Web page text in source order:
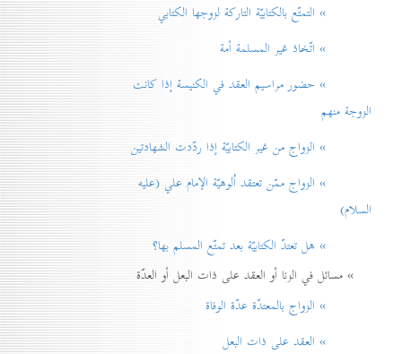
» التمتّع بالكتابيّة التاركة لزوجها الكتابي
» اتّخاذ غير المسلمة أمة
» حضور مراسيم العقد في الكنيسة إذا كانت
الزوجة منهم
» الزواج من غير الكتابيّة إذا ردّدت الشهادتين
» الزواج ممّن تعتقد اُلوهيّة الإمام علي (عليه
السلام)
» هل تعتدّ الكتابيّة بعد تمتّع المسلم بها؟
» مسائل في الزنا أو العقد على ذات البعل أو العدّة
» الزواج بالمعتدّة عدّة الوفاة
» العقد على ذات البعل